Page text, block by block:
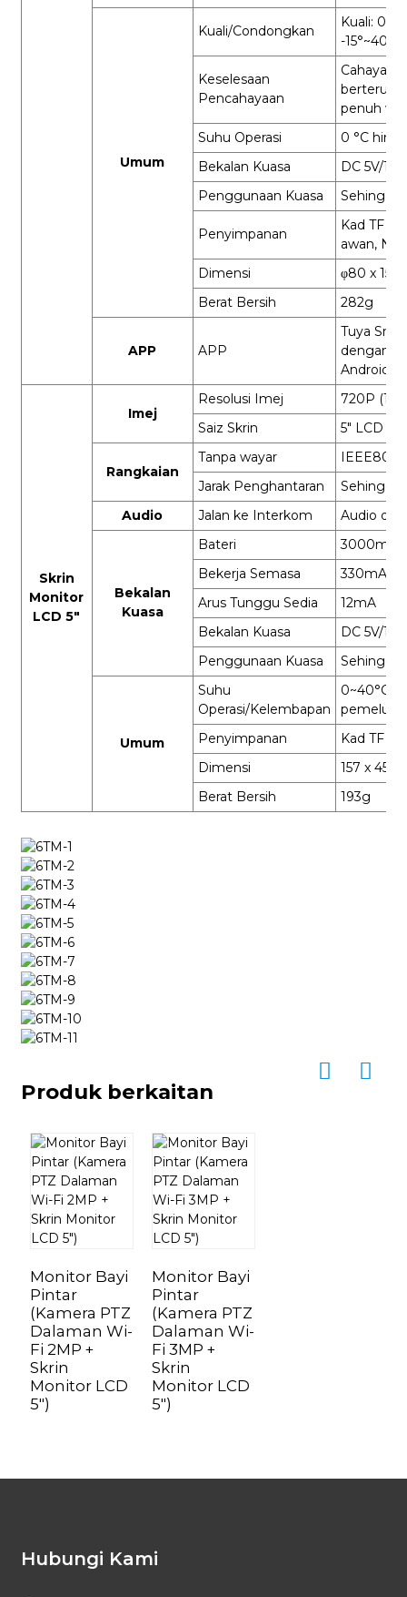
Umum
Kuali/Condongkan
Kuali:
-15°~40°
Keselesaan
Pencahayaan
Cahaya
penuh
Suhu Operasi
0 °C
Bekalan Kuasa
DC 5V/1A
Penggunaan Kuasa
Sehingga
Penyimpanan
Kad TF
awan,
Dimensi
φ80 x
Berat Bersih
282g
APP APP
Tuya
dengan
Android
Skrin
Monitor
LCD 5″
Imej
Resolusi Imej
720P
Saiz Skrin
5″ LCD
Rangkaian
Tanpa wayar
Jarak Penghantaran
Sehingga
Audio
Jalan ke Interkom Audio dua
Bekalan
Kuasa
Bateri
3000mAh
Bekerja Semasa
330mA
Arus Tunggu Sedia
12mA
Bekalan Kuasa
DC 5V/1A
Penggunaan Kuasa
Sehingga
Umum
Suhu
Operasi/Kelembapan
0~40°C /
Penyimpanan
Kad TF
Dimensi
157 x 45 x
Berat Bersih
193g
Produk berkaitan
Monitor Bayi
Pintar
(Kamera PTZ
Dalaman Wi-
Fi 2MP +
Skrin
Monitor LCD
5″)
Monitor Bayi
Pintar
(Kamera PTZ
Dalaman Wi-
Fi 3MP +
Skrin
Monitor LCD
5″)
Hubungi Kami